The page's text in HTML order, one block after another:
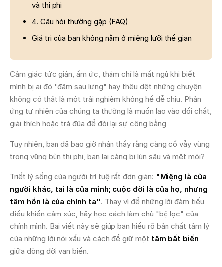
và thị phi
4. Câu hỏi thường gặp (FAQ)
Giá trị của bạn không nằm ở miệng lưỡi thế gian
Cảm giác tức giận, ấm ức, thậm chí là mất ngủ khi biết
mình bị ai đó "đâm sau lưng" hay thêu dệt những chuyện
không có thật là một trải nghiệm không hề dễ chịu. Phản
ứng tự nhiên của chúng ta thường là muốn lao vào đối chất,
giải thích hoặc trả đũa để đòi lại sự công bằng.
Tuy nhiên, bạn đã bao giờ nhận thấy rằng càng cố vẫy vùng
trong vũng bùn thị phi, bạn lại càng bị lún sâu và mệt mỏi?
Triết lý sống của người trí tuệ rất đơn giản: "Miệng là của
người khác, tai là của mình; cuộc đời là của họ, nhưng
tâm hồn là của chính ta". Thay vì để những lời đàm tiếu
điều khiển cảm xúc, hãy học cách làm chủ "bộ lọc" của
chính mình. Bài viết này sẽ giúp bạn hiểu rõ bản chất tâm lý
của những lời nói xấu và cách để giữ một tâm bất biến
giữa dòng đời vạn biến.